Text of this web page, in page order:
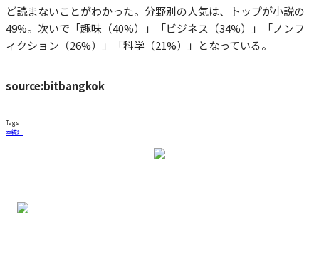
ど読まないことがわかった。分野別の人気は、トップが小説の
49%。次いで「趣味（40%）」「ビジネス（34%）」「ノンフ
ィクション（26%）」「科学（21%）」となっている。
source:bitbangkok
Tags
本統計